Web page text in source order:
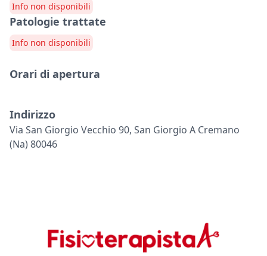
Info non disponibili
Patologie trattate
Info non disponibili
Orari di apertura
Indirizzo
Via San Giorgio Vecchio 90, San Giorgio A Cremano
(na) 80046